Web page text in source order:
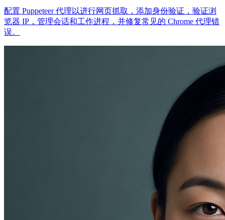
配置 Puppeteer 代理以进行网页抓取，添加身份验证，验证浏
览器 IP，管理会话和工作进程，并修复常见的 Chrome 代理错
误。